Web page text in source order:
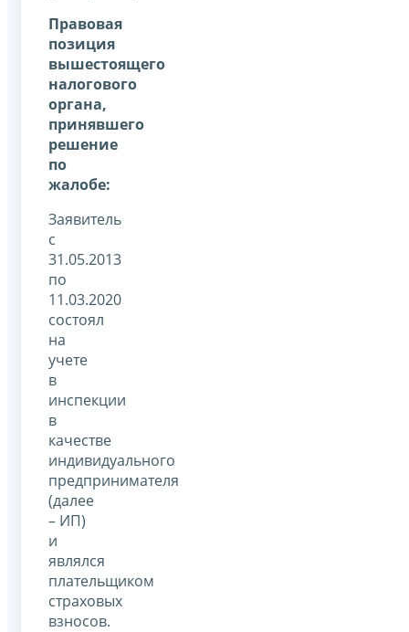
Правовая
позиция
вышестоящего
налогового
органа,
принявшего
решение
по
жалобе:
Заявитель
с
31.05.2013
по
11.03.2020
состоял
на
учете
в
инспекции
в
качестве
индивидуального
предпринимателя
(далее
– ИП)
и
являлся
плательщиком
страховых
взносов.